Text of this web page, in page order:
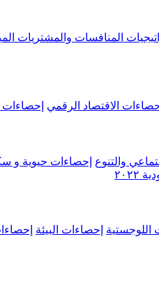
المنافسات والمشتريات
الاقتصاد الرقمي إحصاءات
والتنوع إحصاءات حيوية و
اللوجستية إحصاءات البيئة